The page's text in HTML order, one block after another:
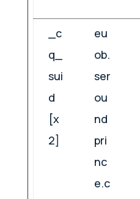
_c
q_
sui
d
[x
2]
eu
ob.
ser
ou
nd
pri
nc
e.c